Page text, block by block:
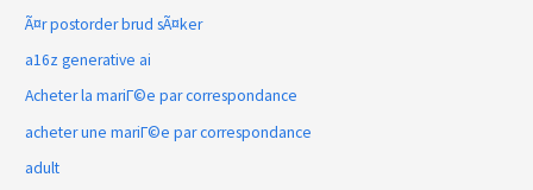
Ã¤r postorder brud sÃ¤ker
a16z generative ai
Acheter la mariГ©e par correspondance
acheter une mariГ©e par correspondance
adult